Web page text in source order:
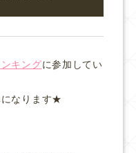
キングに参加してい
になります★